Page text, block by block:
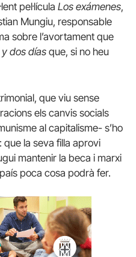
pel·lícula Los exámenes,
Mungiu, responsable
sobre l’avortament que
dos díasque, si no heu
que viu sense
els canvis socials
al capitalisme- s’ho
que la seva filla aprovi
mantenir la beca i marxi
poca cosa podrà fer.